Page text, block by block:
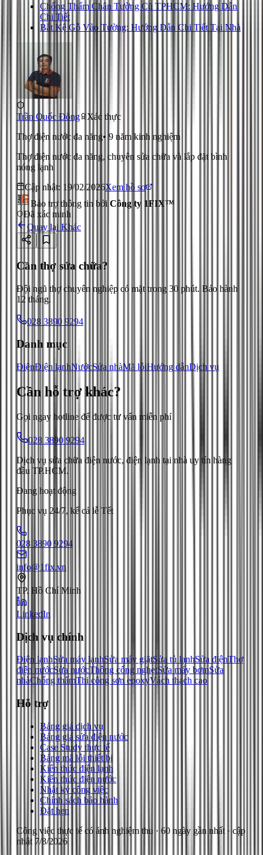
Chống Thấm Chân Tường Cũ TPHCM: Hướng Dẫn
Chi Tiết
Bắt Kệ Gỗ Vào Tường: Hướng Dẫn Chi Tiết Tại Nhà
Trần Quốc Đông
Xác thực
Thợ điện nước đa năng• 9 năm kinh nghiệm
Thợ điện nước đa năng, chuyên sửa chữa và lắp đặt bình
nóng lạnh
Cập nhật: 19/02/2026Xem hồ sơ
Bảo trợ thông tin bởi Công ty 1FIX™
Đã xác minh
Quay lại Khác
Cần thợ sửa chữa?
Đội ngũ thợ chuyên nghiệp có mặt trong 30 phút. Bảo hành
12 tháng.
028 3890 9294
Danh mục
ĐiệnĐiện lạnhNướcSửa nhàMã lỗiHướng dẫnDịch vụ
Cần hỗ trợ khác?
Gọi ngay hotline để được tư vấn miễn phí
028 3890 9294
Dịch vụ sửa chữa điện nước, điện lạnh tại nhà uy tín hàng
đầu TP.HCM.
Đang hoạt động
Phục vụ 24/7, kể cả lễ Tết
028 3890 9294
info@1fix.vn
TP. Hồ Chí Minh
LinkedIn
Dịch vụ chính
Điện lạnhSửa máy lạnhSửa máy giặtSửa tủ lạnhSửa điệnThợ
điện nướcSửa nướcThông cống nghẹtSửa máy bơmSửa
nhàChống thấmThi công sơn epoxyVách thạch cao
Hỗ trợ
Bảng giá dịch vụ
Bảng giá sửa điện nước
Case Study thực tế
Bảng mã lỗi thiết bị
Kiến thức điện lạnh
Kiến thức điện nước
Nhật ký công việc
Chính sách bảo hành
Đặt hẹn
Công việc thực tế có ảnh nghiệm thu · 60 ngày gần nhất · cập
nhật 7/8/2026